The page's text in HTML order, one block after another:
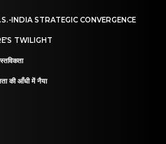
INDIA STRATEGIC CONVERGENCE
TWILIGHT
की आँधी में नैया